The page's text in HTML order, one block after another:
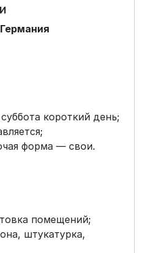
короткий день;
форма — свои.
помещений;
штукатурка,